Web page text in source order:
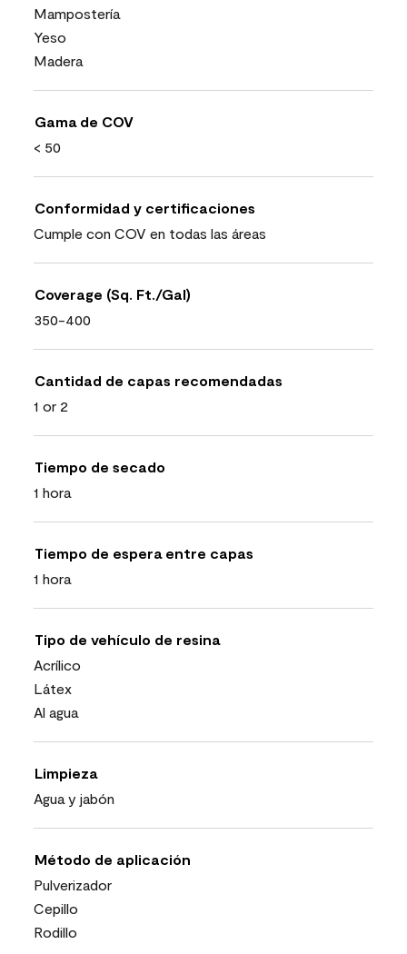
Mampostería
Yeso
Madera
Gama de COV
< 50
Conformidad y certificaciones
Cumple con COV en todas las áreas
Coverage (Sq. Ft./Gal)
350-400
Cantidad de capas recomendadas
1 or 2
Tiempo de secado
1 hora
Tiempo de espera entre capas
1 hora
Tipo de vehículo de resina
Acrílico
Látex
Al agua
Limpieza
Agua y jabón
Método de aplicación
Pulverizador
Cepillo
Rodillo